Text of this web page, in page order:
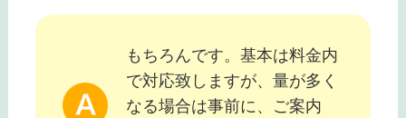
もちろんです。基本は料金内
で対応致しますが、量が多く
なる場合は事前に、ご案内